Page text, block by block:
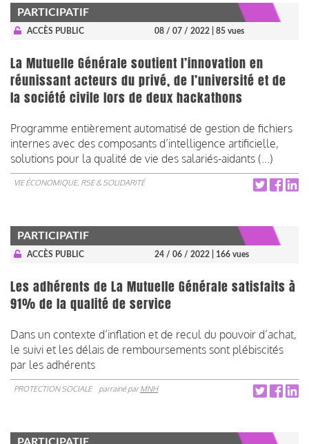
PARTICIPATIF
ACCÈS PUBLIC 08 / 07 / 2022 | 85 vues
La Mutuelle Générale soutient l’innovation en
réunissant acteurs du privé, de l’université et de
la société civile lors de deux hackathons
Programme entièrement automatisé de gestion de fichiers
internes avec des composants d’intelligence artificielle,
solutions pour la qualité de vie des salariés-aidants (...)
VIE ÉCONOMIQUE, RSE & SOLIDARITÉ
PARTICIPATIF
ACCÈS PUBLIC 24 / 06 / 2022 | 166 vues
Les adhérents de La Mutuelle Générale satisfaits à
91% de la qualité de service
Dans un contexte d’inflation et de recul du pouvoir d’achat,
le suivi et les délais de remboursements sont plébiscités
par les adhérents
PROTECTION SOCIALE parrainé parMNH